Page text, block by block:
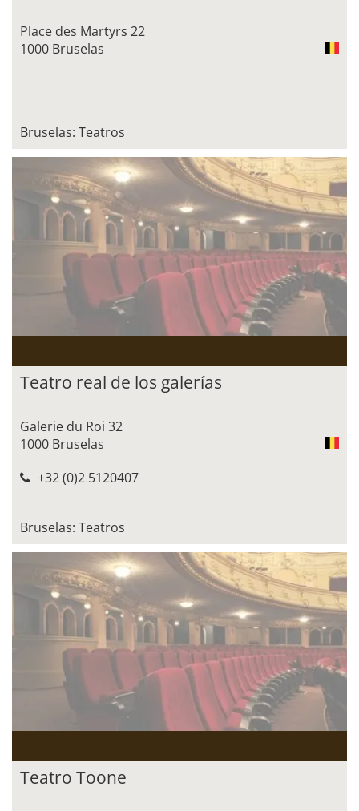
Place des Martyrs 22
1000 Bruselas
Bruselas: Teatros
Teatro real de los galerías
Galerie du Roi 32
1000 Bruselas
+32 (0)2 5120407
Bruselas: Teatros
Teatro Toone